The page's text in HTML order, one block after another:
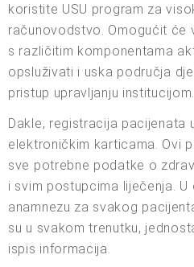
koristite USU program za
računovodstvo. Omogućit će
s različitim komponentama
opsluživati i uska područja
pristup upravljanju institucijom.
Dakle, registracija pacijenata
elektroničkim karticama. Ovi
sve potrebne podatke o
i svim postupcima liječenja.
anamnezu za svakog
su u svakom trenutku,
ispis informacija.